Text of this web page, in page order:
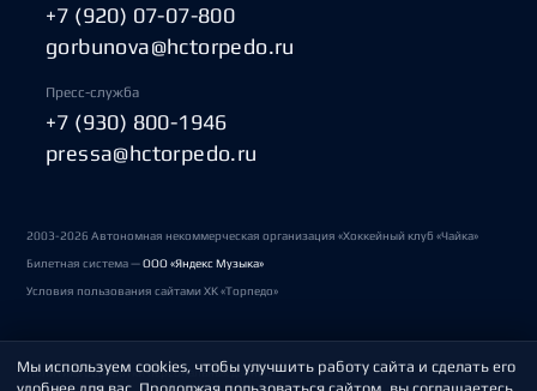
+7 (920) 07-07-800
gorbunova@hctorpedo.ru
Пресс-служба
+7 (930) 800-1946
pressa@hctorpedo.ru
2003-2026 Автономная некоммерческая организация «Хоккейный клуб «Чайка»
Билетная система —ООО «Яндекс Музыка»
Условия пользования сайтами ХК «Торпедо»
Политика обработки персональных данных
Мы используем cookies, чтобы улучшить работу сайта и сделать его